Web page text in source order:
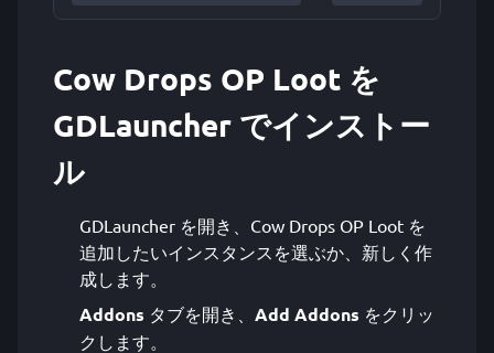
Cow Drops OP Loot を
GDLauncher でインストー
ル
GDLauncher を開き、Cow Drops OP Loot を
追加したいインスタンスを選ぶか、新しく作
成します。
Addons タブを開き、 Add Addons をクリッ
クします。